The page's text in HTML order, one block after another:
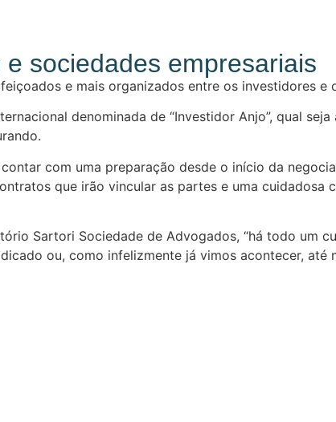
sociedades empresariais
e mais organizados entre os investidores e
denominada de “Investidor Anjo”, qual
com uma preparação desde o início da
que irão vincular as partes e uma
Sartori Sociedade de Advogados, “há todo um
ou, como infelizmente já vimos acontecer, até